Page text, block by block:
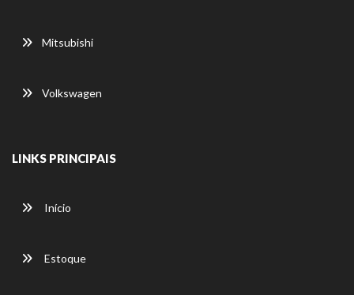
Mitsubishi
Volkswagen
LINKS PRINCIPAIS
Início
Estoque